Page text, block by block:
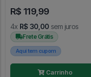
R$ 119,99
4x R$ 30,00 sem juros
Frete Grátis
Aqui tem cupom
Carrinho